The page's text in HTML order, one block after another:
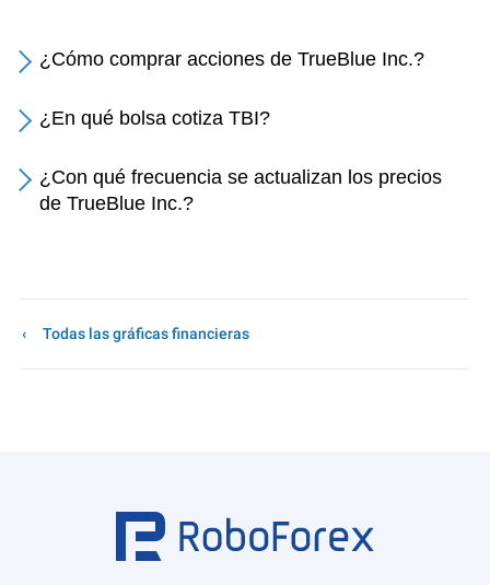
¿Cómo comprar acciones de TrueBlue Inc.?
¿En qué bolsa cotiza TBI?
¿Con qué frecuencia se actualizan los precios
de TrueBlue Inc.?
Todas las gráficas financieras